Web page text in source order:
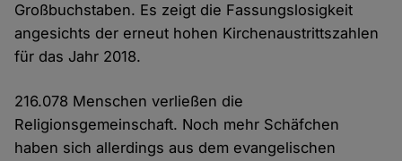
Großbuchstaben. Es zeigt die Fassungslosigkeit
angesichts der erneut hohen Kirchenaustrittszahlen
für das Jahr 2018.
216.078 Menschen verließen die
Religionsgemeinschaft. Noch mehr Schäfchen
haben sich allerdings aus dem evangelischen